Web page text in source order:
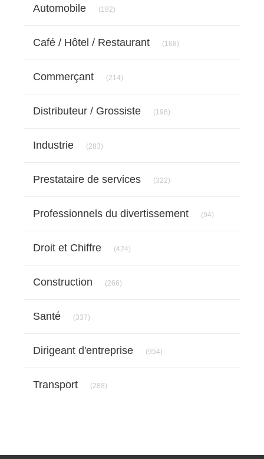
Automobile (182)
Café / Hôtel / Restaurant (168)
Commerçant (214)
Distributeur / Grossiste (198)
Industrie (283)
Prestataire de services (322)
Professionnels du divertissement (94)
Droit et Chiffre (424)
Construction (266)
Santé (337)
Dirigeant d'entreprise (954)
Transport (288)